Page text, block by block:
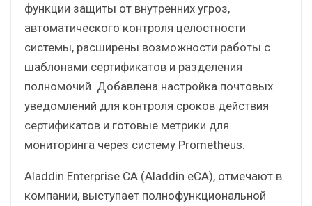
функции защиты от внутренних угроз,
автоматического контроля целостности
системы, расширены возможности работы с
шаблонами сертификатов и разделения
полномочий. Добавлена настройка почтовых
уведомлений для контроля сроков действия
сертификатов и готовые метрики для
мониторинга через систему Prometheus.
Aladdin Enterprise CA (Aladdin eCA), отмечают в
компании, выступает полнофункциональной